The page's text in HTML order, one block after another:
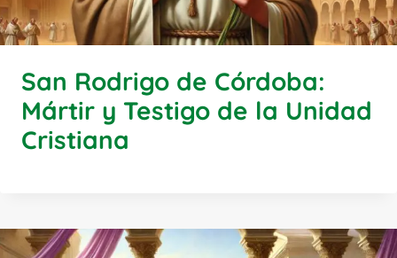
San Rodrigo de Córdoba:
Mártir y Testigo de la Unidad
Cristiana